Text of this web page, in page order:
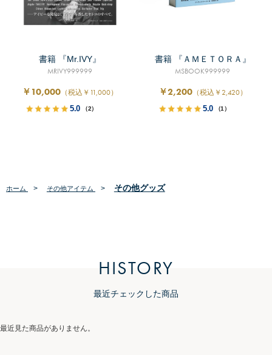
書籍 『Mr.IVY』
MRIVY999999
￥10,000（税込￥11,000）
5.0 （2）
書籍 『ＡＭＥＴＯＲＡ』
MSBOOK999999
￥2,200（税込￥2,420）
5.0 （1）
ホーム > その他アイテム > その他グッズ
HISTORY
最近チェックした商品
最近見た商品がありません。